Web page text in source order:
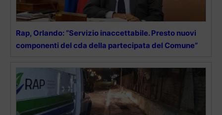
Rap, Orlando: “Servizio inaccettabile. Presto nuovi
componenti del cda della partecipata del Comune”